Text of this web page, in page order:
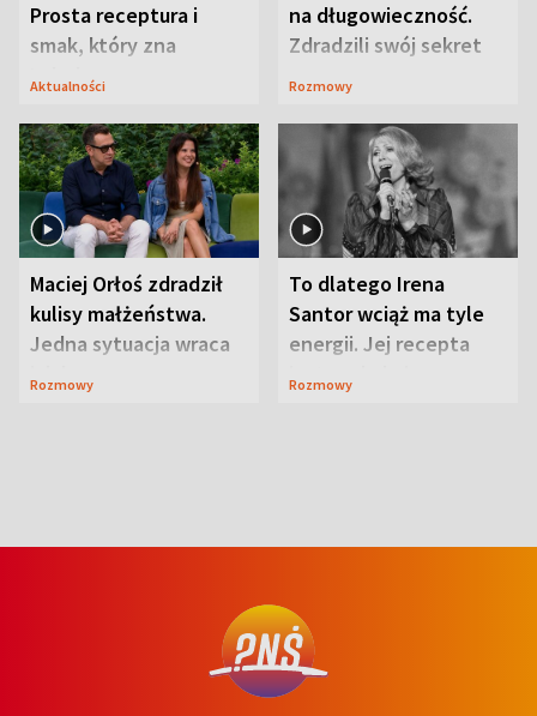
Prosta receptura i
smak, który zna
Lubelszczyzna
Aktualności
na długowieczność.
Zdradzili swój sekret
Rozmowy
Maciej Orłoś zdradził
kulisy małżeństwa.
Jedna sytuacja wraca
jak bumerang
Rozmowy
To dlatego Irena
Santor wciąż ma tyle
energii. Jej recepta
jest zaskakująco
Rozmowy